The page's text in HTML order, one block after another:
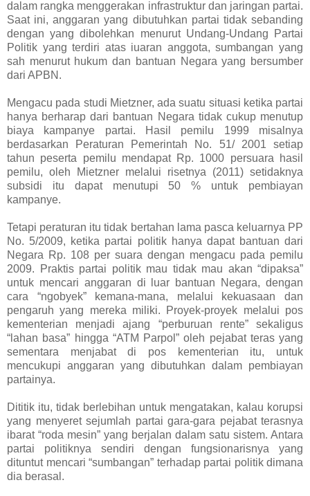
dalam rangka menggerakan infrastruktur dan jaringan partai.
Saat ini, anggaran yang dibutuhkan partai tidak sebanding
dengan yang dibolehkan menurut Undang-Undang Partai
Politik yang terdiri atas iuaran anggota, sumbangan yang
sah menurut hukum dan bantuan Negara yang bersumber
dari APBN.
Mengacu pada studi Mietzner, ada suatu situasi ketika partai
hanya berharap dari bantuan Negara tidak cukup menutup
biaya kampanye partai. Hasil pemilu 1999 misalnya
berdasarkan Peraturan Pemerintah No. 51/ 2001 setiap
tahun peserta pemilu mendapat Rp. 1000 persuara hasil
pemilu, oleh Mietzner melalui risetnya (2011) setidaknya
subsidi itu dapat menutupi 50 % untuk pembiayan
kampanye.
Tetapi peraturan itu tidak bertahan lama pasca keluarnya PP
No. 5/2009, ketika partai politik hanya dapat bantuan dari
Negara Rp. 108 per suara dengan mengacu pada pemilu
2009. Praktis partai politik mau tidak mau akan “dipaksa”
untuk mencari anggaran di luar bantuan Negara, dengan
cara “ngobyek” kemana-mana, melalui kekuasaan dan
pengaruh yang mereka miliki. Proyek-proyek melalui pos
kementerian menjadi ajang “perburuan rente” sekaligus
“lahan basa” hingga “ATM Parpol” oleh pejabat teras yang
sementara menjabat di pos kementerian itu, untuk
mencukupi anggaran yang dibutuhkan dalam pembiayan
partainya.
Dititik itu, tidak berlebihan untuk mengatakan, kalau korupsi
yang menyeret sejumlah partai gara-gara pejabat terasnya
ibarat “roda mesin” yang berjalan dalam satu sistem. Antara
partai politiknya sendiri dengan fungsionarisnya yang
dituntut mencari “sumbangan” terhadap partai politik dimana
dia berasal.